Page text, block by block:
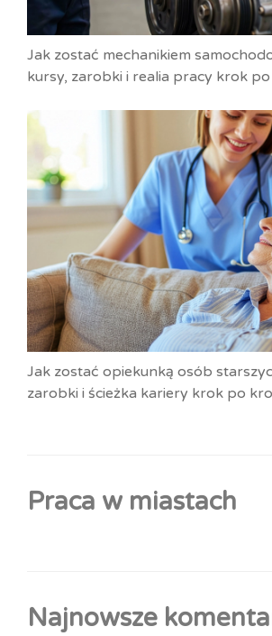
Jak zostać mechanikiem
kursy, zarobki i realia pracy krok
Jak zostać opiekunką osób
zarobki i ścieżka kariery krok po
Praca w miastach
Najnowsze